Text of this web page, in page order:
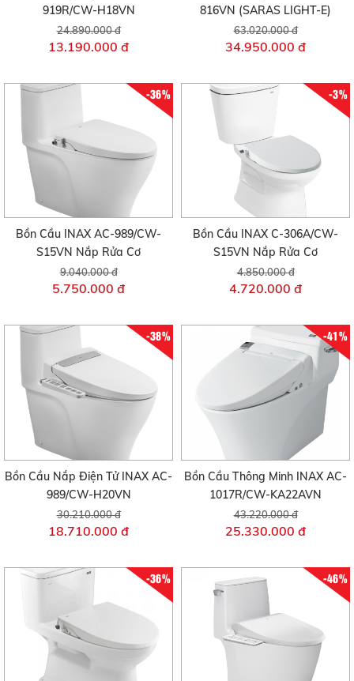
919R/CW-H18VN
24.890.000 đ
13.190.000 đ
816VN (SARAS LIGHT-E)
63.020.000 đ
34.950.000 đ
-36%
Bồn Cầu INAX AC-989/CW-
S15VN Nắp Rửa Cơ
9.040.000 đ
5.750.000 đ
-3%
Bồn Cầu INAX C-306A/CW-
S15VN Nắp Rửa Cơ
4.850.000 đ
4.720.000 đ
-38%
Bồn Cầu Nắp Điện Tử INAX AC-
989/CW-H20VN
30.210.000 đ
18.710.000 đ
-41%
Bồn Cầu Thông Minh INAX AC-
1017R/CW-KA22AVN
43.220.000 đ
25.330.000 đ
-36% -46%